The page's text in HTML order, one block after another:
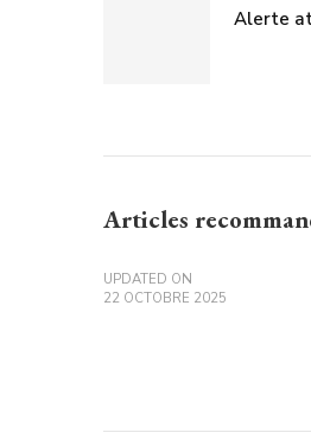
Alerte
Articles
UPDATED ON
22 OCTOBRE 2025